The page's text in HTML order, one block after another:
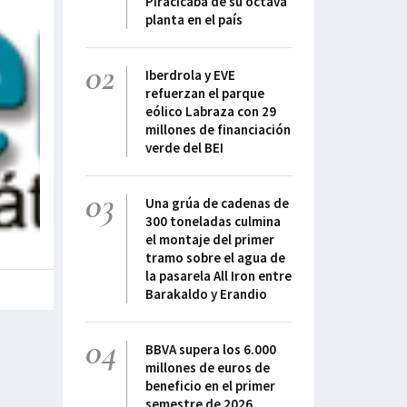
planta en el país
02
Iberdrola y EVE
refuerzan el parque
eólico Labraza con 29
millones de financiación
verde del BEI
03
Una grúa de cadenas de
300 toneladas culmina
el montaje del primer
tramo sobre el agua de
la pasarela All Iron entre
Barakaldo y Erandio
04
BBVA supera los 6.000
millones de euros de
beneficio en el primer